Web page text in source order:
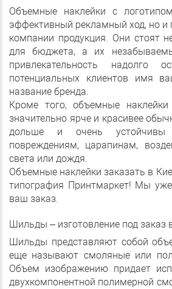
Объемные наклейки с
эффективный рекламный ход, но и
компании продукция. Они стоят
для бюджета, а их
привлекательность надолго
потенциальных клиентов имя
название бренда.
Кроме того, объемные
значительно ярче и красивее
дольше и очень устойчивы
повреждениям, царапинам,
света или дождя.
Объемные наклейки заказать в
типография Принтмаркет! Мы
ваш заказ.
Шильды – изготовление под заказ
Шильды представляют собой
еще называют смоляные или
Объем изображению придает
двухкомпонентной полимерной